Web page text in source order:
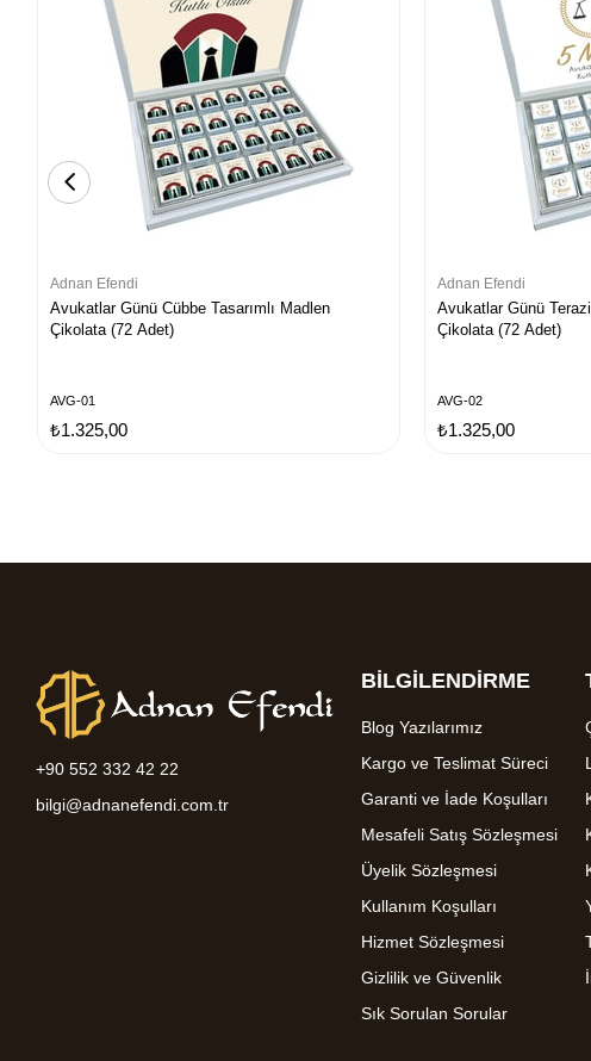
Adnan Efendi
Avukatlar Günü Cübbe Tasarımlı Madlen
Çikolata (72 Adet)
AVG-01
₺1.325,00
Adnan Efendi
Avukatlar Günü
Çikolata (72 Adet)
AVG-02
₺1.325,00
+90 552 332 42 22
bilgi@adnanefendi.com.tr
BİLGİLENDİRME
Blog Yazılarımız
Kargo ve Teslimat Süreci
Garanti ve İade Koşulları
Mesafeli Satış Sözleşmesi
Üyelik Sözleşmesi
Kullanım Koşulları
Hizmet Sözleşmesi
Gizlilik ve Güvenlik
Sık Sorulan Sorular